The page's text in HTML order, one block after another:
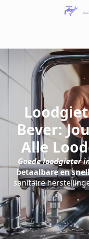
Bever:
Alle
Goede loodgieter
betaalbare en
sanitaire